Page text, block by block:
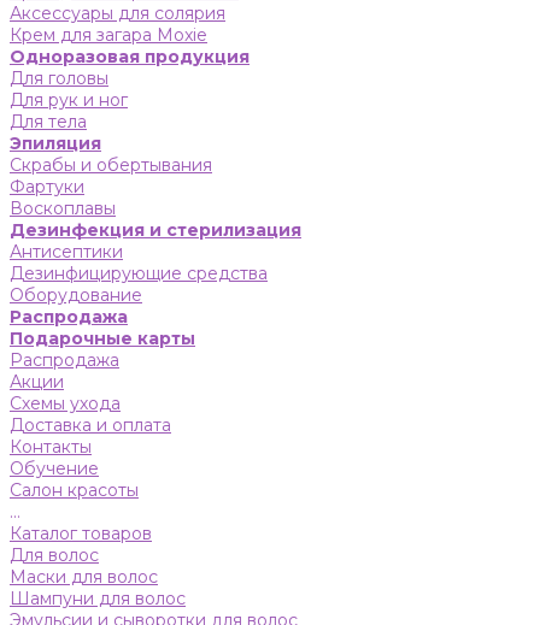
Аксессуары для солярия
Крем для загара Moxie
Одноразовая продукция
Для головы
Для рук и ног
Для тела
Эпиляция
Скрабы и обертывания
Фартуки
Воскоплавы
Дезинфекция и стерилизация
Антисептики
Дезинфицирующие средства
Оборудование
Распродажа
Подарочные карты
Распродажа
Акции
Схемы ухода
Доставка и оплата
Контакты
Обучение
Салон красоты
...
Каталог товаров
Для волос
Маски для волос
Шампуни для волос
Эмульсии и сыворотки для волос